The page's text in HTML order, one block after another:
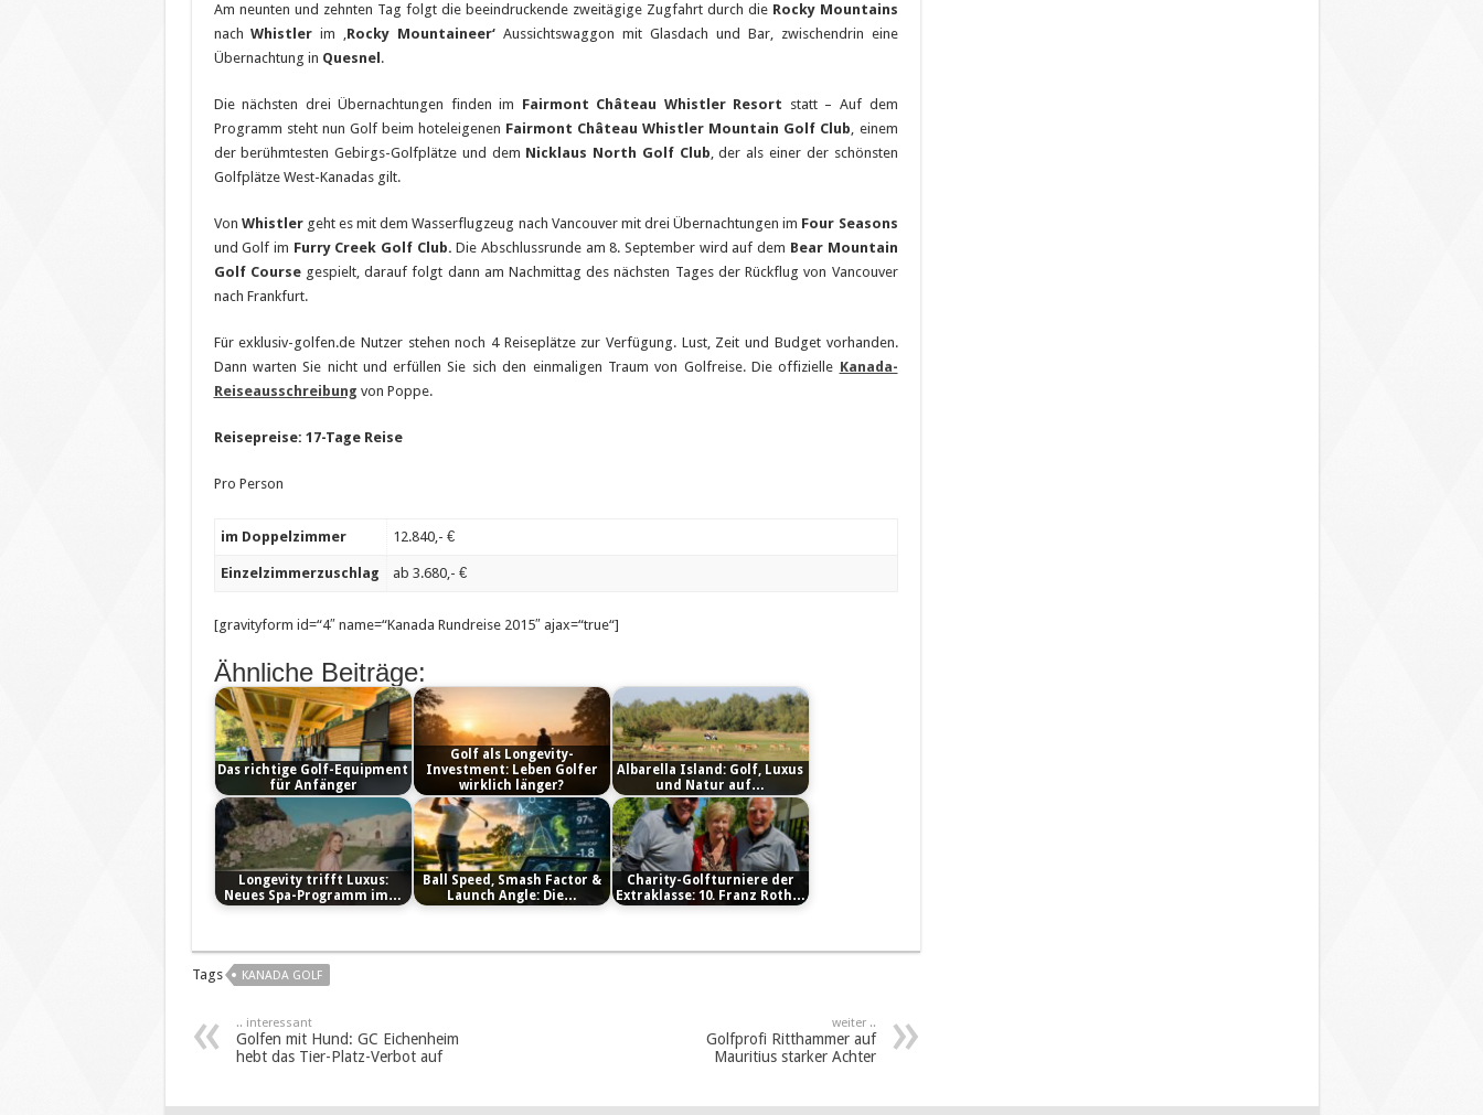
Am neunten und zehnten Tag folgt die beeindruckende zweitägige Zugfahrt durch die Rocky Mountains
nachWhistler im ‚ Rocky Mountaineer‘ Aussichtswaggon mit Glasdach und Bar, zwischendrin eine
Übernachtung in Quesnel.
Die nächsten drei Übernachtungen finden im Fairmont Château Whistler Resort statt – Auf dem
Programm steht nun Golf beim hoteleigenen Fairmont Château Whistler Mountain Golf Club , einem
der berühmtesten Gebirgs-Golfplätze und dem Nicklaus North Golf Club , der als einer der schönsten
Golfplätze West-Kanadas gilt.
Von Whistlergeht es mit dem Wasserflugzeug nach Vancouver mit drei Übernachtungen im Four Seasons
und Golf im Furry Creek Golf Club. Die Abschlussrunde am 8. September wird auf dem Bear Mountain
Golf Course gespielt, darauf folgt dann am Nachmittag des nächsten Tages der Rückflug von Vancouver
nach Frankfurt.
Für exklusiv-golfen.de Nutzer stehen noch 4 Reiseplätze zur Verfügung. Lust, Zeit und Budget vorhanden.
Dann warten Sie nicht und erfüllen Sie sich den einmaligen Traum von Golfreise. Die offizielle Kanada-
Reiseausschreibung von Poppe.
Reisepreise: 17-Tage Reise
Pro Person
im Doppelzimmer 12.840,- €
Einzelzimmerzuschlag ab 3.680,- €
[gravityform id=“4″ name=“Kanada Rundreise 2015″ ajax=“true“]
Ähnliche Beiträge:
Das richtige Golf-Equipment
für Anfänger
Golf als Longevity-
Investment: Leben Golfer
wirklich länger?
Albarella Island: Golf, Luxus
und Natur auf…
Longevity trifft Luxus:
Neues Spa-Programm im…
Ball Speed, Smash Factor &
Launch Angle: Die…
Charity-Golfturniere der
Extraklasse: 10. Franz Roth…
Tags KANADA GOLF
.. interessant
Golfen mit Hund: GC Eichenheim
hebt das Tier-Platz-Verbot auf
weiter ..
Golfprofi Ritthammer auf
Mauritius starker Achter